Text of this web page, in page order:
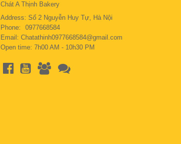
Chát A Thịnh Bakery
Address: Số 2 Nguyễn Huy Tự, Hà Nội
Phone:
0977668584
Email: Chatathinh0977668584@gmail.com
Open time: 7h00 AM - 10h30 PM